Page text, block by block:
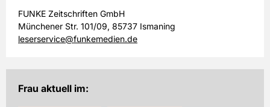
FUNKE Zeitschriften GmbH
Münchener Str. 101/09, 85737 Ismaning
leserservice@funkemedien.de
Frau aktuell im: